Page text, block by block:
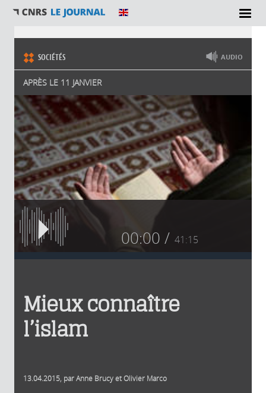
Vous êtes ici
SOCIÉTÉS
APRÈS LE 11 JANVIER
AUDIO
00:00 41:15
Mieux connaître
l’islam
13.04.2015, parAnne BrucyetOlivier Marco